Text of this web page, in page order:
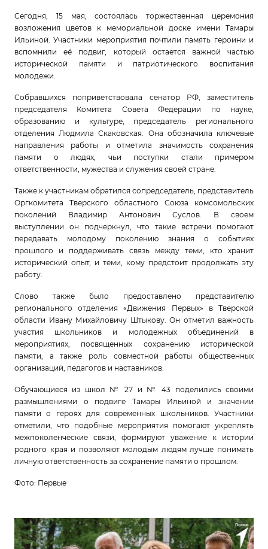
Сегодня, 15 мая, состоялась торжественная церемония
возложения цветов к мемориальной доске имени Тамары
Ильиной. Участники мероприятия почтили память героини и
вспомнили её подвиг, который остается важной частью
исторической памяти и патриотического воспитания
молодежи.
Собравшихся поприветствовала сенатор РФ, заместитель
председателя Комитета Совета Федерации по науке,
образованию и культуре, председатель регионального
отделения Людмила Скаковская. Она обозначила ключевые
направления работы и отметила значимость сохранения
памяти о людях, чьи поступки стали примером
ответственности, мужества и служения своей стране.
Также к участникам обратился сопредседатель, представитель
Оргкомитета Тверского областного Союза комсомольских
поколений Владимир Антонович Суслов. В своем
выступлении он подчеркнул, что такие встречи помогают
передавать молодому поколению знания о событиях
прошлого и поддерживать связь между теми, кто хранит
исторический опыт, и теми, кому предстоит продолжать эту
работу.
Слово также было предоставлено представителю
регионального отделения «Движения Первых» в Тверской
области Ивану Михайловичу Штыкову. Он отметил важность
участия школьников и молодежных объединений в
мероприятиях, посвященных сохранению исторической
памяти, а также роль совместной работы общественных
организаций, педагогов и наставников.
Обучающиеся из школ № 27 и № 43 поделились своими
размышлениями о подвиге Тамары Ильиной и значении
памяти о героях для современных школьников. Участники
отметили, что подобные мероприятия помогают укреплять
межпоколенческие связи, формируют уважение к истории
родного края и позволяют молодым людям лучше понимать
личную ответственность за сохранение памяти о прошлом.
Фото: Первые